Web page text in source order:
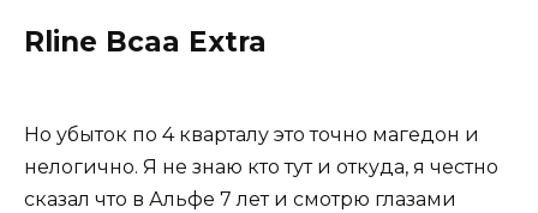
Rline Bcaa Extra
Но убыток по 4 кварталу это точно магедон и
нелогично. Я не знаю кто тут и откуда, я честно
сказал что в Альфе 7 лет и смотрю глазами